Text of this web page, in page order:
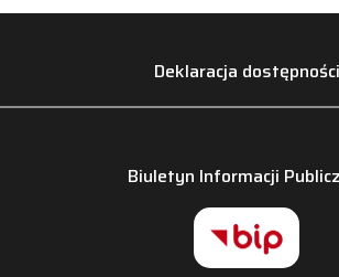
Deklaracja dostępności
Biuletyn Informacji